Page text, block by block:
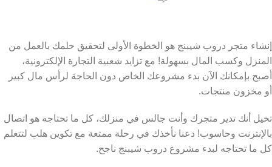
إنشاء متجر دروب شيبنج هو الخطوة الأولى لتحقيق حلمك بالعمل من
المنزل وكسب المال بسهولة! مع تزايد شعبية التجارة الإلكترونية،
أصبح بإمكانك الآن بدء مشروعك الخاص دون الحاجة لرأس مال كبير
أو مخزون منتجات.
تخيل أنك تدير متجرك وأنت جالس في منزلك، كل ما تحتاجه هو اتصال
بالإنترنت وحاسوب! دعنا نأخذك في رحلة ممتعة مع تكوين هلب لتتعلم
كل ما تحتاجه لبدء مشروع دروب شيبنج ناجح.